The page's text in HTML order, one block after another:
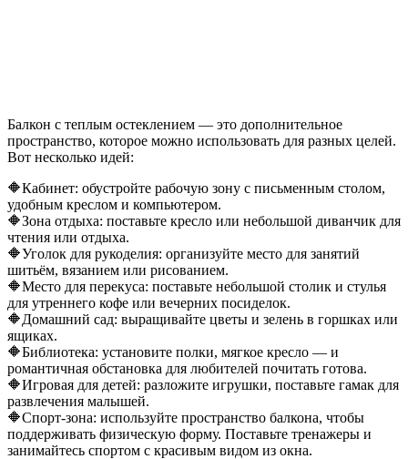
Балкон с теплым остеклением — это дополнительное
пространство, которое можно использовать для разных целей.
Вот несколько идей:
🔶Кабинет: обустройте рабочую зону с письменным столом,
удобным креслом и компьютером.
🔶Зона отдыха: поставьте кресло или небольшой диванчик для
чтения или отдыха.
🔶Уголок для рукоделия: организуйте место для занятий
шитьём, вязанием или рисованием.
🔶Место для перекуса: поставьте небольшой столик и стулья
для утреннего кофе или вечерних посиделок.
🔶Домашний сад: выращивайте цветы и зелень в горшках или
ящиках.
🔶Библиотека: установите полки, мягкое кресло — и
романтичная обстановка для любителей почитать готова.
🔶Игровая для детей: разложите игрушки, поставьте гамак для
развлечения малышей.
🔶Спорт-зона: используйте пространство балкона, чтобы
поддерживать физическую форму. Поставьте тренажеры и
занимайтесь спортом с красивым видом из окна.